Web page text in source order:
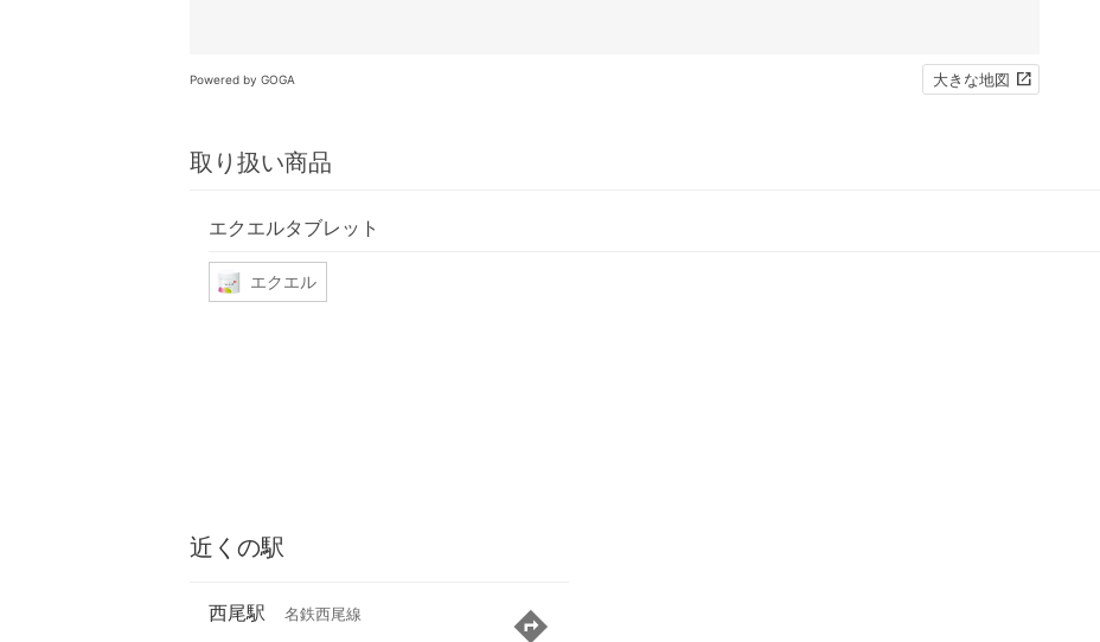
Powered by GOGA 大きな地図
取り扱い商品
エクエルタブレット
エクエル
近くの駅
西尾駅 名鉄西尾線